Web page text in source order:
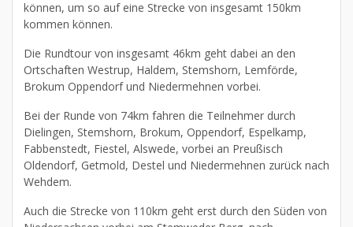
können, um so auf eine Strecke von insgesamt 150km
kommen können.
Die Rundtour von insgesamt 46km geht dabei an den
Ortschaften Westrup, Haldem, Stemshorn, Lemförde,
Brokum Oppendorf und Niedermehnen vorbei.
Bei der Runde von 74km fahren die Teilnehmer durch
Dielingen, Stemshorn, Brokum, Oppendorf, Espelkamp,
Fabbenstedt, Fiestel, Alswede, vorbei an Preußisch
Oldendorf, Getmold, Destel und Niedermehnen zurück nach
Wehdem.
Auch die Strecke von 110km geht erst durch den Süden von